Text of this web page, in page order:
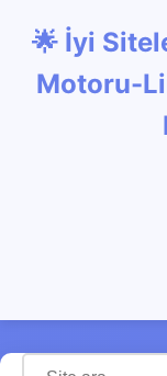
🌟 İyi
Motoru-